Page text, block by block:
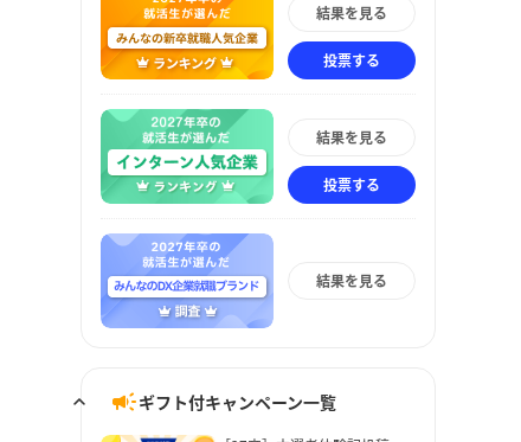
結果を見る
投票する
結果を見る
投票する
結果を見る
ギフト付キャンペーン一覧